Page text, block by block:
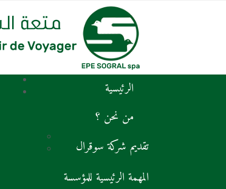
الرئيسية
من نحن ؟
تقديم شركة سوقرال
المهمة الرئيسية للمؤسسة